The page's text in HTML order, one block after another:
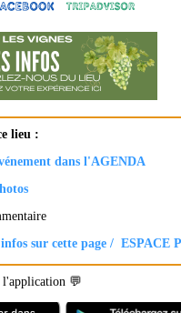
lieu :
dans l'AGENDA
sur cette page / ESPACE
l'application 💬